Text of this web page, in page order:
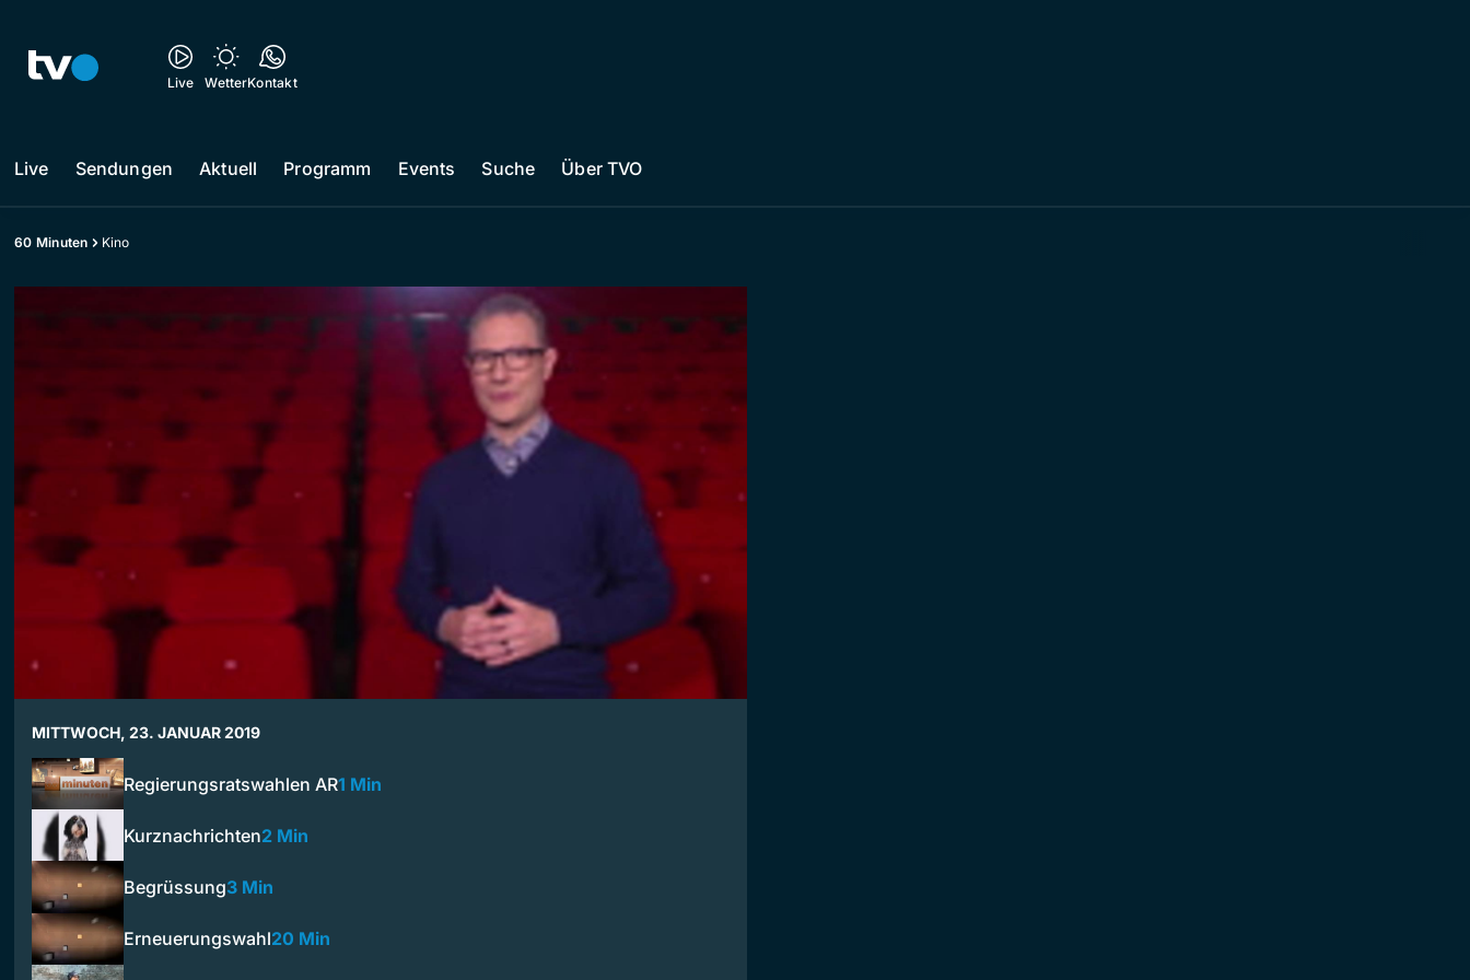
Live WetterKontakt
Live Sendungen Aktuell Programm Events Suche Über TVO
60 Minuten Kino
MITTWOCH, 23. JANUAR 2019
Regierungsratswahlen AR1 Min
Kurznachrichten2 Min
Begrüssung3 Min
Erneuerungswahl20 Min